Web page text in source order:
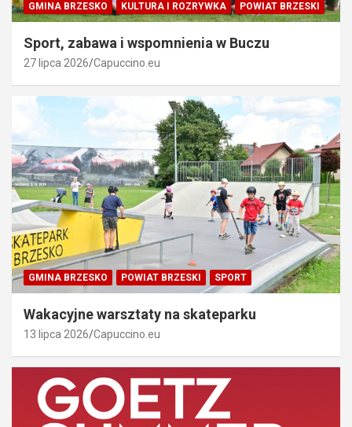
GMINA BRZESKO KULTURA I ROZRYWKA POWIAT BRZESKI
Sport, zabawa i wspomnienia w Buczu
27 lipca 2026 Capuccino.eu
GMINA BRZESKO POWIAT BRZESKI SPORT
Wakacyjne warsztaty na skateparku
13 lipca 2026 Capuccino.eu